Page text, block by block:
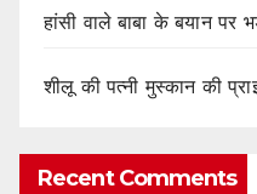
हांसी वाले बाबा के बयान पर
शीलू की पत्नी मुस्कान की
Recent Comments